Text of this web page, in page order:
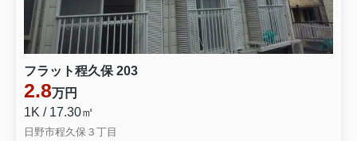
フラット程久保 203
2.8万円
1K / 17.30㎡
日野市程久保３丁目